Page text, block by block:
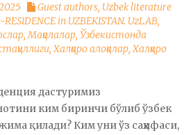
Guest authors, Uzbek literature
in UZBEKISTAN. UzLAB,
,Мақолалар, Ўзбекистонда
,Халқаро алоқалар,Халқаро
дастуримиз
ким биринчи бўлиб ўзбек
қилади? Ким уни ўз саҳифаси,